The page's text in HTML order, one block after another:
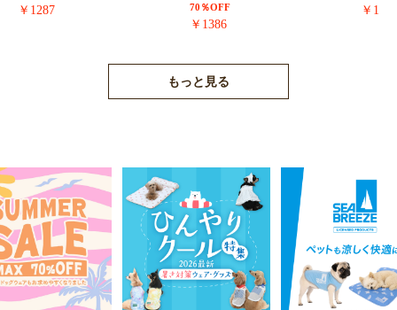
￥1287 70％OFF
￥1386
￥
もっと見る